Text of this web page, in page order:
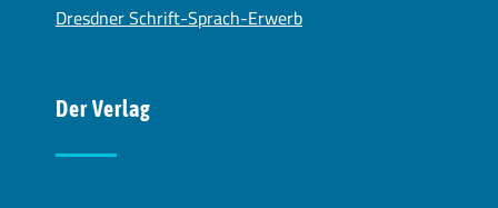
Dresdner Schrift-Sprach-Erwerb
Der Verlag